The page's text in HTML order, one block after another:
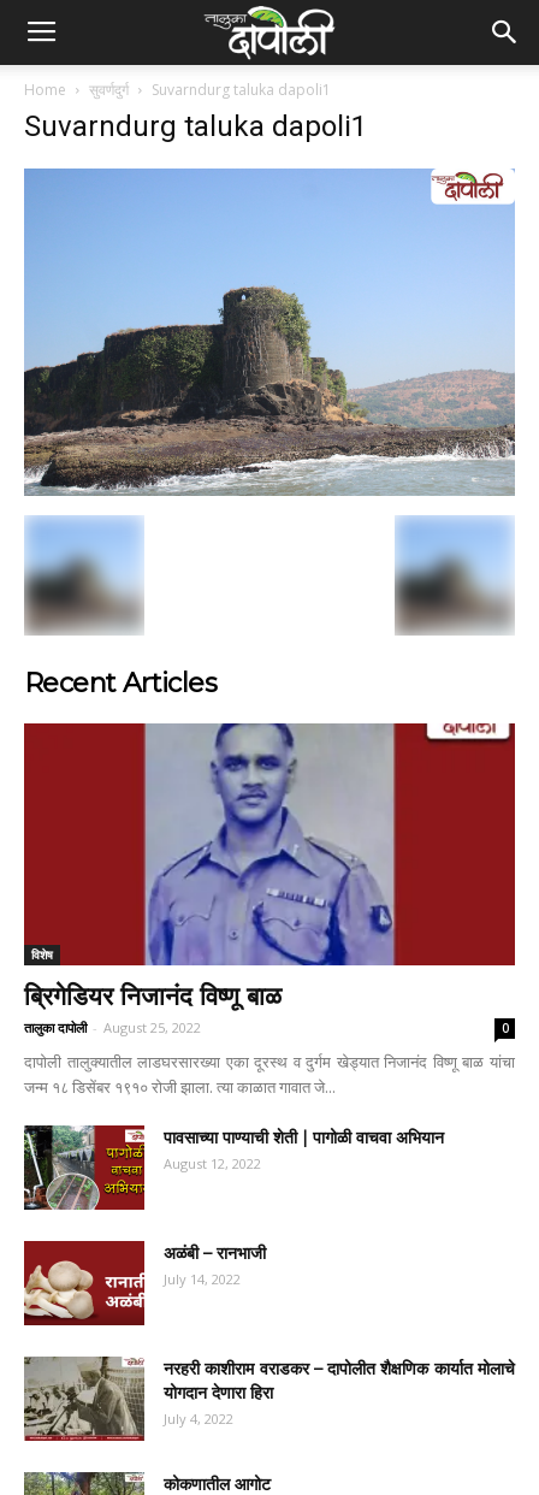
Home सुवर्णदुर्ग Suvarndurg taluka dapoli1
Suvarndurg taluka dapoli1
Recent Articles
विशेष
ब्रिगेडियर निजानंद विष्णू बाळ
तालुका दापोली - August 25, 2022 0
दापोली तालुक्यातील लाडघरसारख्या एका दूरस्थ व दुर्गम खेड्यात निजानंद विष्णू बाळ यांचा
जन्म १८ डिसेंबर १९१० रोजी झाला. त्या काळात गावात जे...
पावसाच्या पाण्याची शेती | पागोळी वाचवा अभियान
August 12, 2022
अळंबी – रानभाजी
July 14, 2022
नरहरी काशीराम वराडकर – दापोलीत शैक्षणिक कार्यात मोलाचे
योगदान देणारा हिरा
July 4, 2022
कोकणातील आगोट